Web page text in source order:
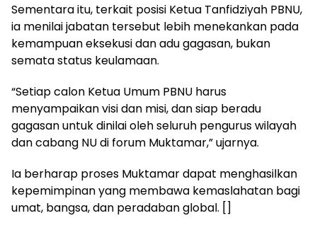
Sementara itu, terkait posisi Ketua Tanfidziyah PBNU,
ia menilai jabatan tersebut lebih menekankan pada
kemampuan eksekusi dan adu gagasan, bukan
semata status keulamaan.
“Setiap calon Ketua Umum PBNU harus
menyampaikan visi dan misi, dan siap beradu
gagasan untuk dinilai oleh seluruh pengurus wilayah
dan cabang NU di forum Muktamar,” ujarnya.
Ia berharap proses Muktamar dapat menghasilkan
kepemimpinan yang membawa kemaslahatan bagi
umat, bangsa, dan peradaban global. []